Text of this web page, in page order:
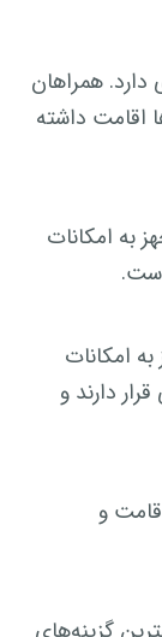
دارد. همراهان
اقامت داشته
به امکانات
امکانات
دارند و
و